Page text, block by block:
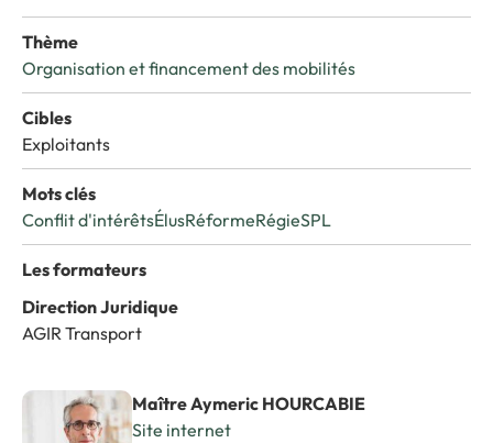
Thème
Organisation et financement des mobilités
Cibles
Exploitants
Mots clés
Conflit d'intérêtsÉlusRéformeRégieSPL
Les formateurs
Direction Juridique
AGIR Transport
Maître Aymeric HOURCABIE
Site internet